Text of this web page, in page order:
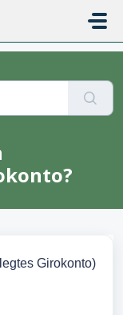
Girokonto)